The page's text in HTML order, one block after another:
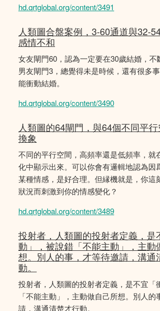
hd.qrtglobal.org/content/3491
人類圖合盤案例，3-60通道與32-
感情不和
女友閘門60，認為一定要在30歲結婚，不
男友閘門3，總覺得未是時候，還有很多
能衝動結婚。
hd.qrtglobal.org/content/3490
人類圖的64閘門，與64個不同平
換象
不同的平行空間，高頻率還是低頻率，就
化中顯示出來。可以你會有邏輯地認為因
某種情感，是好合理。但縁機就是，你這
狀況而刺激到你的情感變化？
hd.qrtglobal.org/content/3489
投射者，人類圖的投射者定義，是
動」，被說錯「不能主動」，主動
想。別人的事，才等待邀請，溝通
動。
投射者，人類圖的投射者定義，是不宜「
「不能主動」，主動做自己所想。別人的
請，溝通清楚才行動。